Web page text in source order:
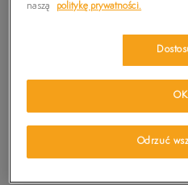
naszą
politykę prywatności.
Odrzuć
OK